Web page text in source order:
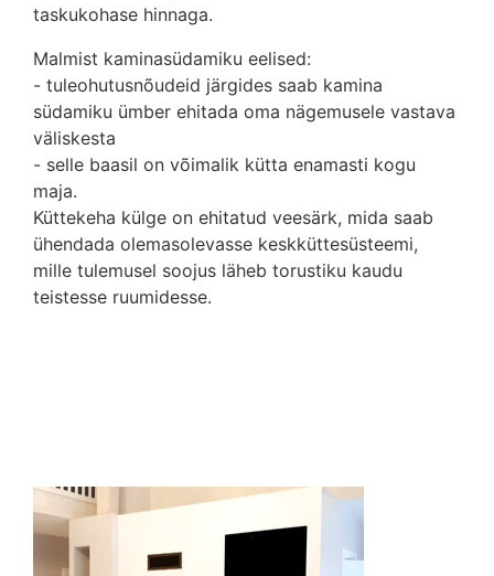
taskukohase hinnaga.
Malmist kaminasüdamiku eelised:
- tuleohutusnõudeid järgides saab kamina
südamiku ümber ehitada oma nägemusele vastava
väliskesta
- selle baasil on võimalik kütta enamasti kogu
maja.
Küttekeha külge on ehitatud veesärk, mida saab
ühendada olemasolevasse keskküttesüsteemi,
mille tulemusel soojus läheb torustiku kaudu
teistesse ruumidesse.